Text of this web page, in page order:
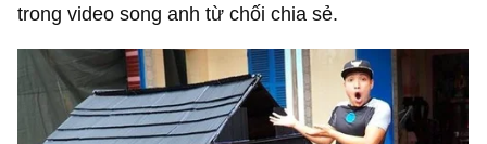
trong video song anh từ chối chia sẻ.